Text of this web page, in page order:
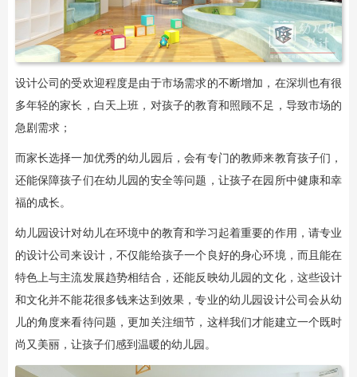
设计公司的受欢迎程度是由于市场需求的不断增加，在深圳也有很
多年轻的家长，白天上班，对孩子的教育和照顾不足，导致市场的
急剧需求；
而家长选择一加优秀的幼儿园后，会有专门的教师来教育孩子们，
还能保障孩子们在幼儿园的安全等问题，让孩子在园所中健康和幸
福的成长。
幼儿园设计对幼儿在环境中的教育和学习起着重要的作用，请专业
的设计公司来设计，不仅能给孩子一个良好的身心环境，而且能在
特色上与主流发展趋势相结合，还能反映幼儿园的文化，这些设计
和文化并不能花很多钱来达到效果，专业的幼儿园设计公司会从幼
儿的角度来看待问题，更加关注细节，这样我们才能建立一个既时
尚又美丽，让孩子们感到温暖的幼儿园。